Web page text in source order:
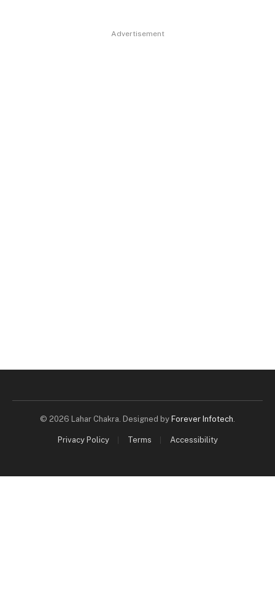
Advertisement
© 2026 Lahar Chakra. Designed by Forever Infotech.
Privacy Policy Terms Accessibility